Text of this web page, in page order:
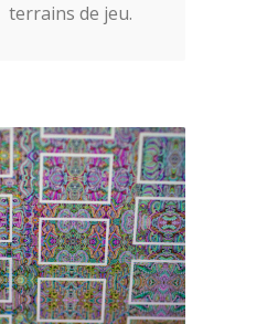
terrains de jeu.